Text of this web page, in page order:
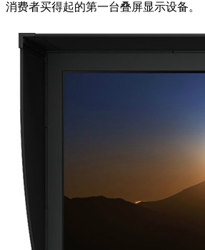
消费者买得起的第一台叠屏显示设备。